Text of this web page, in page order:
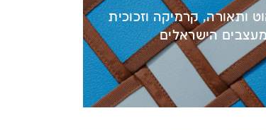
ותאורה, קרמיקה וזכוכית
הישראלים